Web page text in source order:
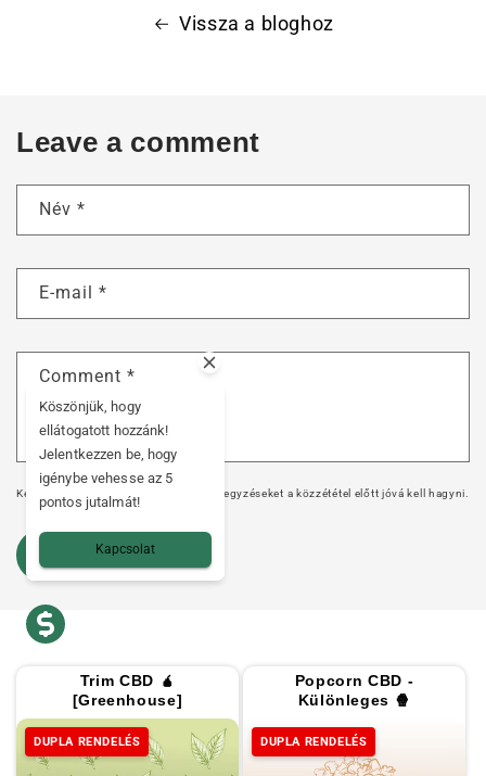
Vissza a bloghoz
Leave a comment
Név *
E-mail *
Comment *
Kérjük, vegye figyelembe, hogy a megjegyzéseket a közzététel előtt jóvá kell hagyni.
Trim CBD 🧉
[Greenhouse]
DUPLA RENDELÉS
Popcorn CBD -
Különleges 🍿
DUPLA RENDELÉS
Köszönjük, hogy
ellátogatott hozzánk!
Jelentkezzen be, hogy
igénybe vehesse az 5
pontos jutalmát!
Kapcsolat